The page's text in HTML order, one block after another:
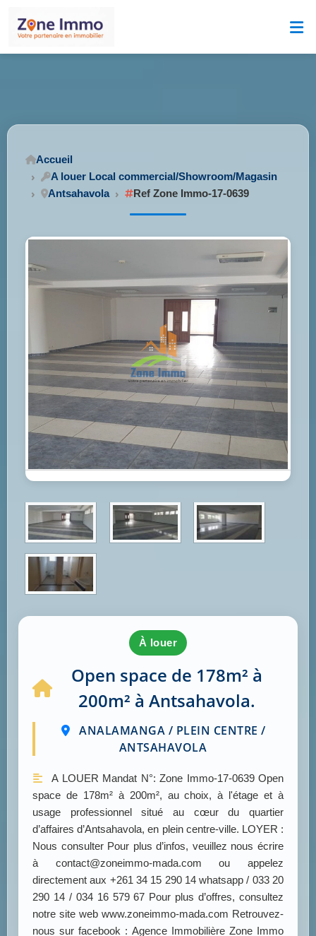
Accueil
A louer Local commercial/Showroom/Magasin
Antsahavola
Ref Zone Immo-17-0639
à louer
Open space de 178m² à
200m² à Antsahavola.
ANALAMANGA / PLEIN CENTRE /
ANTSAHAVOLA
A LOUER Mandat N°: Zone Immo-17-0639 Open
space de 178m² à 200m², au choix, à l'étage et à
usage professionnel situé au cœur du quartier
d’affaires d’Antsahavola, en plein centre-ville. LOYER :
Nous consulter Pour plus d’infos, veuillez nous écrire
à contact@zoneimmo-mada.com ou appelez
directement aux +261 34 15 290 14 whatsapp / 033 20
290 14 / 034 16 579 67 Pour plus d’offres, consultez
notre site web www.zoneimmo-mada.com Retrouvez-
nous sur facebook : Agence Immobilière Zone Immo